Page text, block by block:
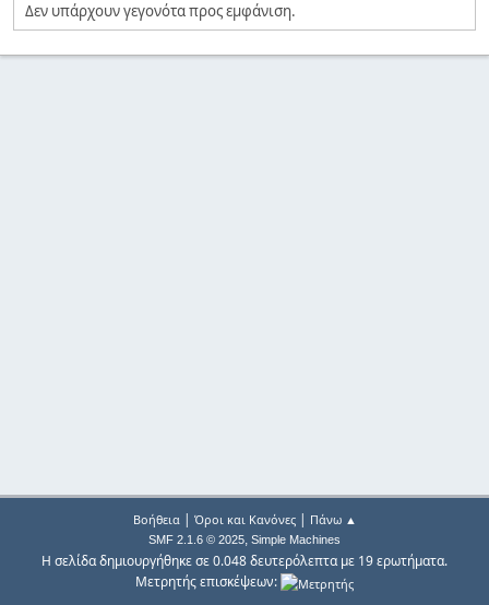
Δεν υπάρχουν γεγονότα προς εμφάνιση.
Βοήθεια| Όροι και Κανόνες| Πάνω ▲
SMF 2.1.6 © 2025, Simple Machines
Η σελίδα δημιουργήθηκε σε 0.048 δευτερόλεπτα με 19 ερωτήματα.
Μετρητής επισκέψεων: